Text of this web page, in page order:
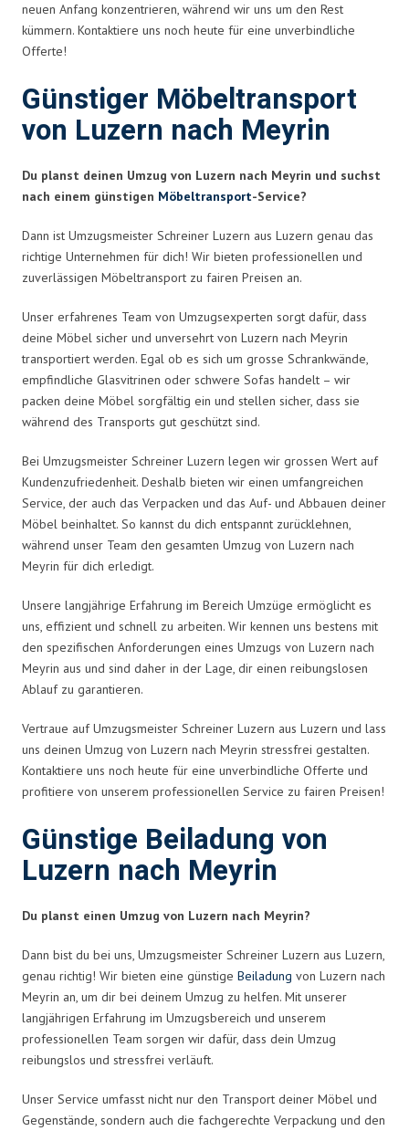
neuen Anfang konzentrieren, während wir uns um den Rest
kümmern. Kontaktiere uns noch heute für eine unverbindliche
Offerte!
Günstiger Möbeltransport
von Luzern nach Meyrin
Du planst deinen Umzug von Luzern nach Meyrin und suchst
nach einem günstigen Möbeltransport-Service?
Dann ist Umzugsmeister Schreiner Luzern aus Luzern genau das
richtige Unternehmen für dich! Wir bieten professionellen und
zuverlässigen Möbeltransport zu fairen Preisen an.
Unser erfahrenes Team von Umzugsexperten sorgt dafür, dass
deine Möbel sicher und unversehrt von Luzern nach Meyrin
transportiert werden. Egal ob es sich um grosse Schrankwände,
empfindliche Glasvitrinen oder schwere Sofas handelt – wir
packen deine Möbel sorgfältig ein und stellen sicher, dass sie
während des Transports gut geschützt sind.
Bei Umzugsmeister Schreiner Luzern legen wir grossen Wert auf
Kundenzufriedenheit. Deshalb bieten wir einen umfangreichen
Service, der auch das Verpacken und das Auf- und Abbauen deiner
Möbel beinhaltet. So kannst du dich entspannt zurücklehnen,
während unser Team den gesamten Umzug von Luzern nach
Meyrin für dich erledigt.
Unsere langjährige Erfahrung im Bereich Umzüge ermöglicht es
uns, effizient und schnell zu arbeiten. Wir kennen uns bestens mit
den spezifischen Anforderungen eines Umzugs von Luzern nach
Meyrin aus und sind daher in der Lage, dir einen reibungslosen
Ablauf zu garantieren.
Vertraue auf Umzugsmeister Schreiner Luzern aus Luzern und lass
uns deinen Umzug von Luzern nach Meyrin stressfrei gestalten.
Kontaktiere uns noch heute für eine unverbindliche Offerte und
profitiere von unserem professionellen Service zu fairen Preisen!
Günstige Beiladung von
Luzern nach Meyrin
Du planst einen Umzug von Luzern nach Meyrin?
Dann bist du bei uns, Umzugsmeister Schreiner Luzern aus Luzern,
genau richtig! Wir bieten eine günstige Beiladung von Luzern nach
Meyrin an, um dir bei deinem Umzug zu helfen. Mit unserer
langjährigen Erfahrung im Umzugsbereich und unserem
professionellen Team sorgen wir dafür, dass dein Umzug
reibungslos und stressfrei verläuft.
Unser Service umfasst nicht nur den Transport deiner Möbel und
Gegenstände, sondern auch die fachgerechte Verpackung und den